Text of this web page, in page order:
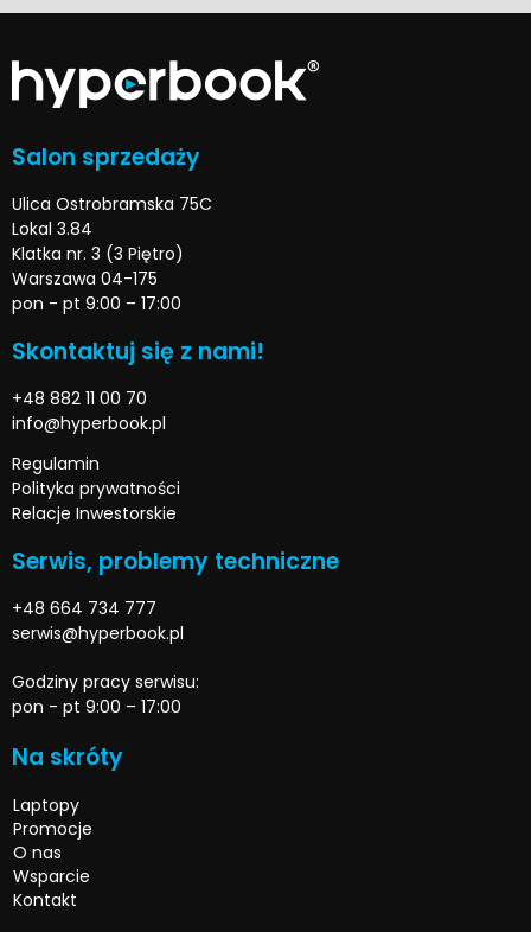
Salon sprzedaży
Ulica Ostrobramska 75C
Lokal 3.84
Klatka nr. 3 (3 Piętro)
Warszawa 04-175
pon - pt 9:00 – 17:00
Skontaktuj się z nami!
+48 882 11 00 70
info@hyperbook.pl
Regulamin
Polityka prywatności
Relacje Inwestorskie
Serwis, problemy techniczne
+48 664 734 777
serwis@hyperbook.pl
Godziny pracy serwisu:
pon - pt 9:00 – 17:00
Na skróty
Laptopy
Promocje
O nas
Wsparcie
Kontakt